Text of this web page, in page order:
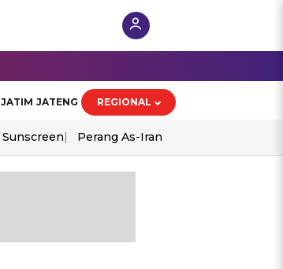
JATIM JATENG REGIONAL
Sunscreen Perang As-Iran